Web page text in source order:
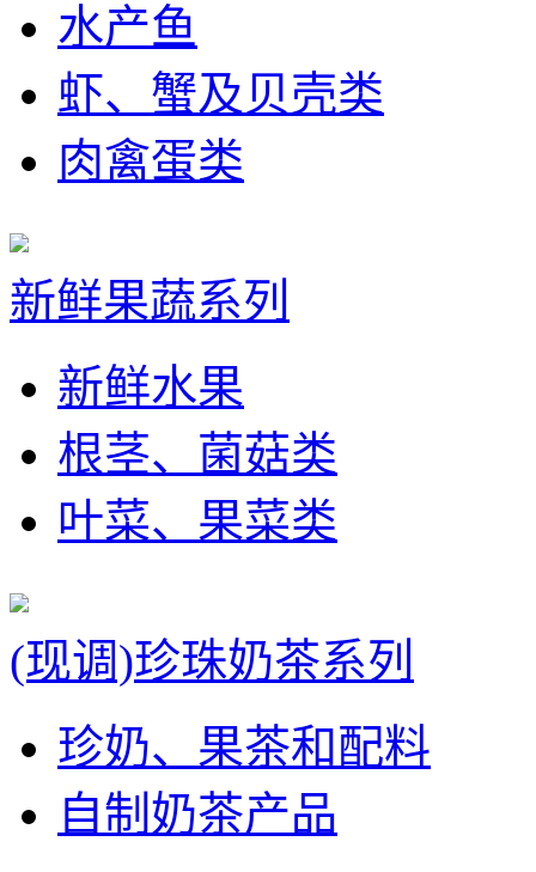
水产鱼
虾、蟹及贝壳类
肉禽蛋类
新鲜果蔬系列
新鲜水果
根茎、菌菇类
叶菜、果菜类
(现调)珍珠奶茶系列
珍奶、果茶和配料
自制奶茶产品